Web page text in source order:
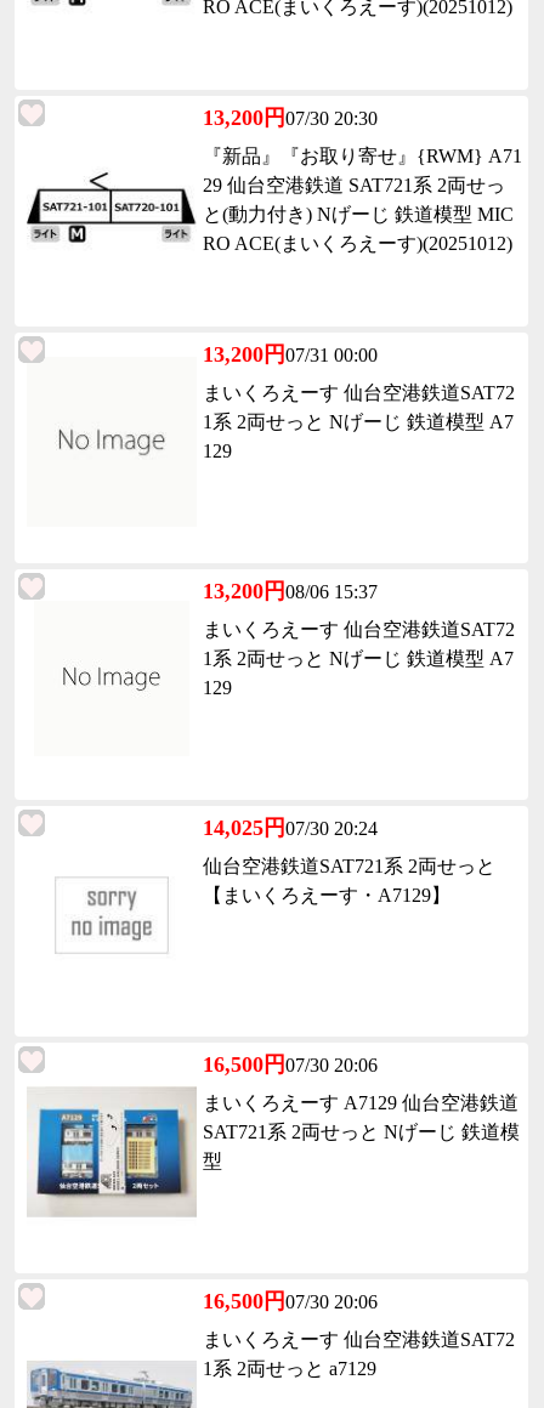
RO ACE(まいくろえーす)(20251012)
13,200円07/30 20:30
『新品』『お取り寄せ』{RWM} A71
29 仙台空港鉄道 SAT721系 2両せっ
と(動力付き) Nげーじ 鉄道模型 MIC
RO ACE(まいくろえーす)(20251012)
13,200円07/31 00:00
まいくろえーす 仙台空港鉄道SAT72
1系 2両せっと Nげーじ 鉄道模型 A7
129
13,200円08/06 15:37
まいくろえーす 仙台空港鉄道SAT72
1系 2両せっと Nげーじ 鉄道模型 A7
129
14,025円07/30 20:24
仙台空港鉄道SAT721系 2両せっと
【まいくろえーす・A7129】
16,500円07/30 20:06
まいくろえーす A7129 仙台空港鉄道
SAT721系 2両せっと Nげーじ 鉄道模
型
16,500円07/30 20:06
まいくろえーす 仙台空港鉄道SAT72
1系 2両せっと a7129